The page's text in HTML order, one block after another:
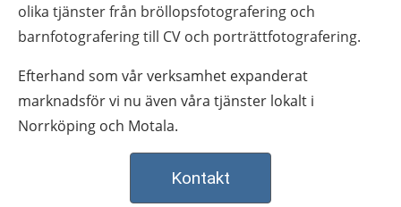
olika tjänster från bröllopsfotografering och
barnfotografering till CV och porträttfotografering.
Efterhand som vår verksamhet expanderat
marknadsför vi nu även våra tjänster lokalt i
Norrköping och Motala.
Kontakt